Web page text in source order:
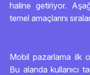
haline getiriyor.
temel amaçlarını
Mobil pazarlama ilk
Bu alanda kullanıcı